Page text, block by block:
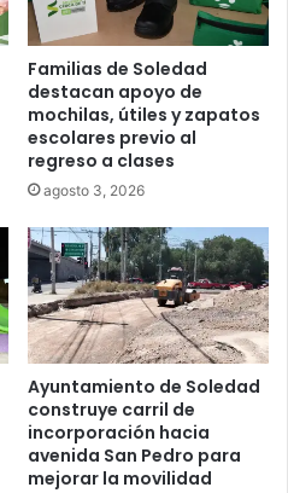
Familias de Soledad
destacan apoyo de
mochilas, útiles y zapatos
escolares previo al
regreso a clases
agosto 3, 2026
Ayuntamiento de Soledad
construye carril de
incorporación hacia
avenida San Pedro para
mejorar la movilidad